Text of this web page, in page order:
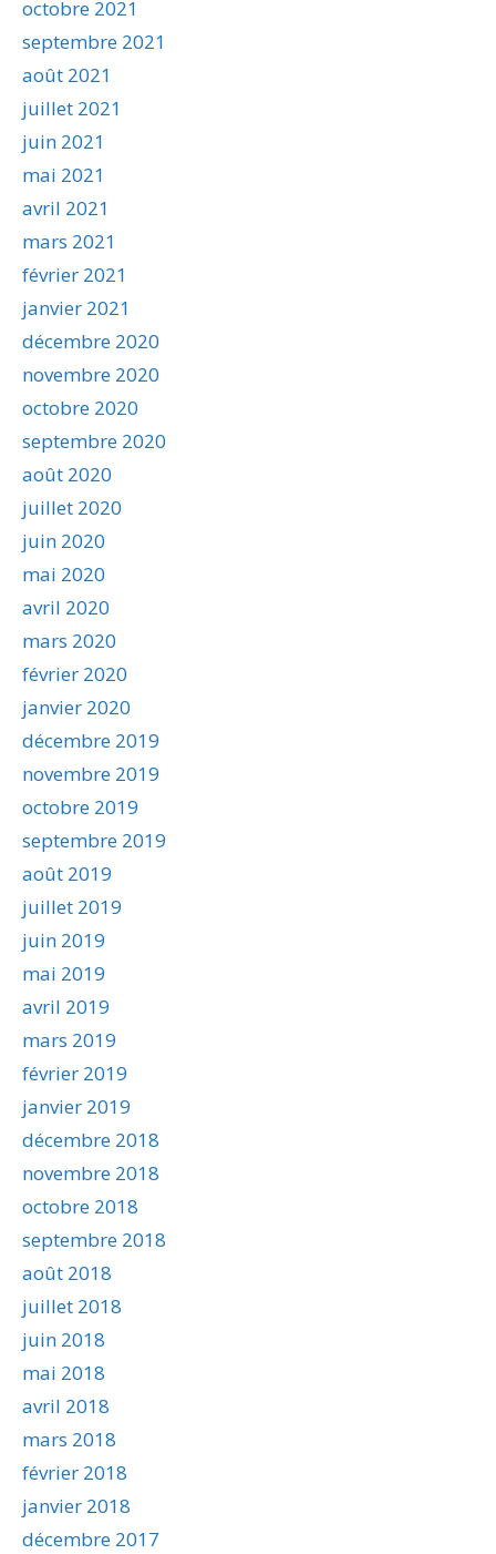
octobre 2021
septembre 2021
août 2021
juillet 2021
juin 2021
mai 2021
avril 2021
mars 2021
février 2021
janvier 2021
décembre 2020
novembre 2020
octobre 2020
septembre 2020
août 2020
juillet 2020
juin 2020
mai 2020
avril 2020
mars 2020
février 2020
janvier 2020
décembre 2019
novembre 2019
octobre 2019
septembre 2019
août 2019
juillet 2019
juin 2019
mai 2019
avril 2019
mars 2019
février 2019
janvier 2019
décembre 2018
novembre 2018
octobre 2018
septembre 2018
août 2018
juillet 2018
juin 2018
mai 2018
avril 2018
mars 2018
février 2018
janvier 2018
décembre 2017